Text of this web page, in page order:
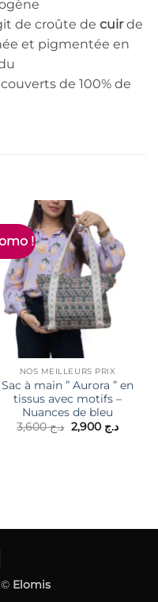
de croûte de cuirde
et pigmentée en
de 100% de
!
NOS MEILLEURS PRIX
Sac à main ” Aurora ” en
tissus avec motifs –
Nuances de bleu
د.ج3,600
Le
prix
د.ج 2,900
Le
© Elomis